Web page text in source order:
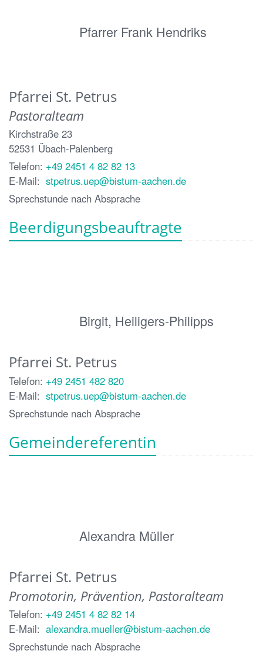
Pfarrer Frank Hendriks
Pfarrei St. Petrus
Pastoralteam
Kirchstraße 23
52531 Übach-Palenberg
Telefon: +49 2451 4 82 82 13
E-Mail: stpetrus.uep@bistum-aachen.de
Sprechstunde nach Absprache
Beerdigungsbeauftragte
Birgit, Heiligers-Philipps
Pfarrei St. Petrus
Telefon: +49 2451 482 820
E-Mail: stpetrus.uep@bistum-aachen.de
Sprechstunde nach Absprache
Gemeindereferentin
Alexandra Müller
Pfarrei St. Petrus
Promotorin, Prävention, Pastoralteam
Telefon: +49 2451 4 82 82 14
E-Mail: alexandra.mueller@bistum-aachen.de
Sprechstunde nach Absprache